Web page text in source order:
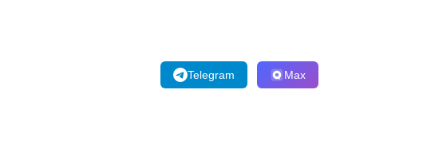
Telegram Max